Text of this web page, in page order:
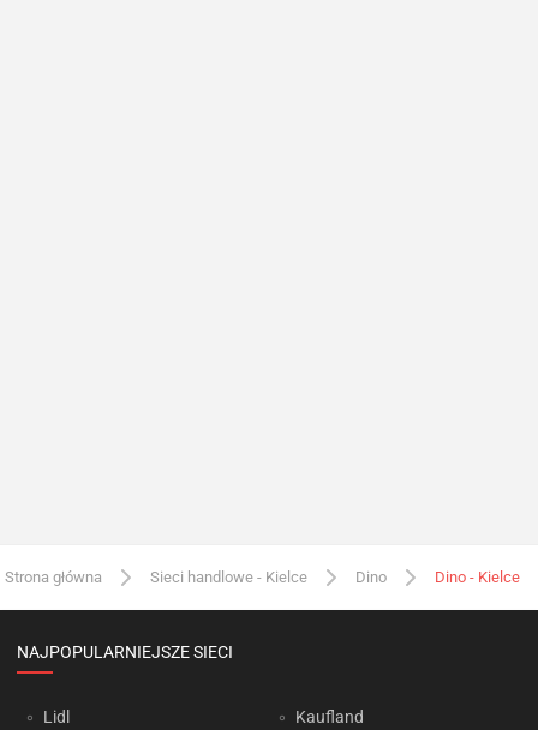
Strona główna Sieci handlowe - Kielce Dino Dino - Kielce
NAJPOPULARNIEJSZE SIECI
Lidl Kaufland